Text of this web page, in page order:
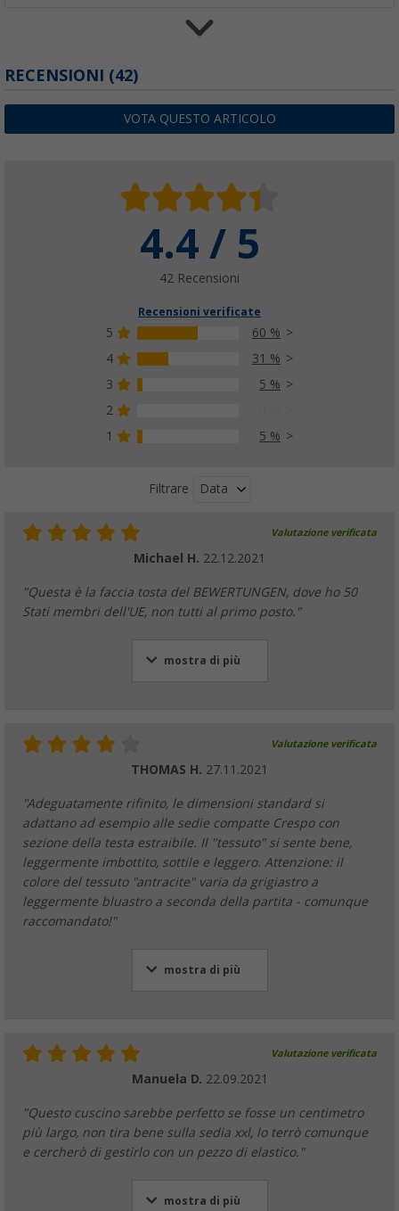
54,99€PVP 79,99€
RECENSIONI (42)
VOTA QUESTO ARTICOLO
4.4 / 5
42 Recensioni
Recensioni verificate
5
60 %
4
31 %
3
5 %
2
1
5 %
Filtrare Data
Valutazione verificata
Michael H. 22.12.2021
"Questa è la faccia tosta del BEWERTUNGEN, dove ho 50
Stati membri dell'UE, non tutti al primo posto."
mostra di più
Valutazione verificata
THOMAS H. 27.11.2021
"Adeguatamente rifinito, le dimensioni standard si
adattano ad esempio alle sedie compatte Crespo con
sezione della testa estraibile. Il "tessuto" si sente bene,
leggermente imbottito, sottile e leggero. Attenzione: il
colore del tessuto "antracite" varia da grigiastro a
leggermente bluastro a seconda della partita - comunque
raccomandato!"
mostra di più
Valutazione verificata
Manuela D. 22.09.2021
"Questo cuscino sarebbe perfetto se fosse un centimetro
più largo, non tira bene sulla sedia xxl, lo terrò comunque
e cercherò di gestirlo con un pezzo di elastico."
mostra di più